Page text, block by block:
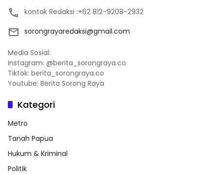
kontak Redaksi :+62 812-9208-2932
sorongrayaredaksi@gmail.com
Media Sosial:
Instagram: @berita_sorongraya.co
Tiktok: berita_sorongraya.co
Youtube: Berita Sorong Raya
Kategori
Metro
Tanah Papua
Hukum & Kriminal
Politik